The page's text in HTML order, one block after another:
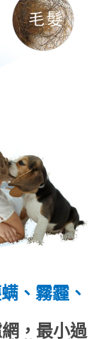
、霧霾、
，最小過